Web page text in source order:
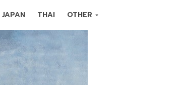
JAPAN THAI OTHER